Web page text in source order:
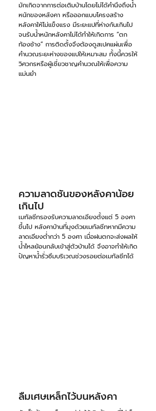
มักเกิดจากการต่อเติมบ้านโดยไม่ได้คำนึงถึงน้ำ
หนักของหลังคา หรือออกแบบโครงสร้าง
หลังคาให้ไม่แข็งแรง มีระยะแปที่ห่างกันเกินไป
จนรับน้ำหนักหลังคาไม่ได้ทำให้เกิดการ “ตก
ท้องช้าง” การติดตั้งจึงต้องดูสเปคแผ่นเพื่อ
คำนวณระยะห่างของแปให้เหมาะสม ทั้งนี้ควรให้
วิศวกรหรือผู้เชี่ยวชาญคำนวณให้เพื่อความ
แม่นยำ
ความลาดชันของหลังคาน้อย
เกินไป
เมทัลชีทรองรับความลาดเอียงตั้งแต่ 5 องศา
ขึ้นไป หลังคาบ้านที่มุงด้วยเมทัลชีทหากมีความ
ลาดเอียงต่ำกว่า 5 องศา เมื่อฝนตกจะส่งผลให้
น้ำไหลย้อนกลับเข้าสู่ตัวบ้านได้ จึงอาจทำให้เกิด
ปัญหาน้ำรั่วซึมบริเวณช่วงรอยต่อเมทัลชีทได้
ลืมเศษเหล็กไว้บนหลังคา